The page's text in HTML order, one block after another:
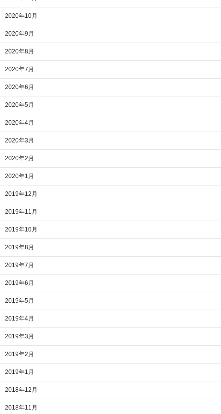
2020年10月
2020年9月
2020年8月
2020年7月
2020年6月
2020年5月
2020年4月
2020年3月
2020年2月
2020年1月
2019年12月
2019年11月
2019年10月
2019年8月
2019年7月
2019年6月
2019年5月
2019年4月
2019年3月
2019年2月
2019年1月
2018年12月
2018年11月